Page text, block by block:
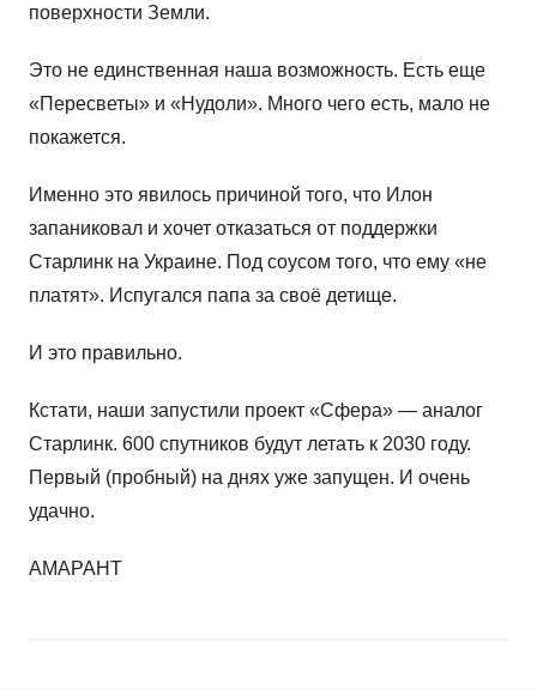
поверхности Земли.
Это не единственная наша возможность. Есть еще
«Пересветы» и «Нудоли». Много чего есть, мало не
покажется.
Именно это явилось причиной того, что Илон
запаниковал и хочет отказаться от поддержки
Старлинк на Украине. Под соусом того, что ему «не
платят». Испугался папа за своё детище.
И это правильно.
Кстати, наши запустили проект «Сфера» — аналог
Старлинк. 600 спутников будут летать к 2030 году.
Первый (пробный) на днях уже запущен. И очень
удачно.
АМАРАНТ